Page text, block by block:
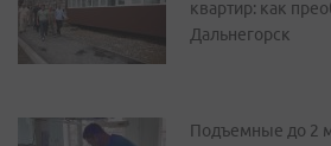
квартир: как
Дальнегорск
Подъемные до 2